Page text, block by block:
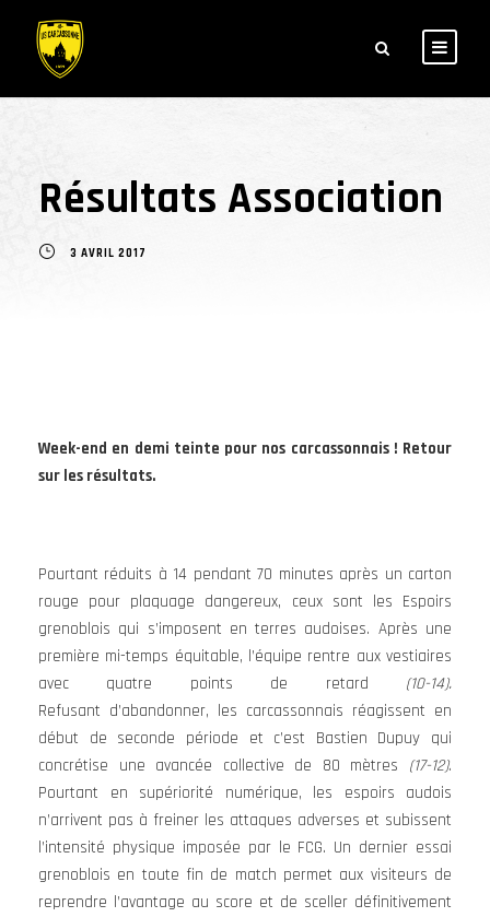
Résultats Association
3 AVRIL 2017
Week-end en demi teinte pour nos carcassonnais ! Retour
sur les résultats.
Pourtant réduits à 14 pendant 70 minutes après un carton
rouge pour plaquage dangereux, ceux sont les Espoirs
grenoblois qui s’imposent en terres audoises. Après une
première mi-temps équitable, l’équipe rentre aux vestiaires
avec quatre points de retard (10-14).
Refusant d’abandonner, les carcassonnais réagissent en
début de seconde période et c’est Bastien Dupuy qui
concrétise une avancée collective de 80 mètres (17-12).
Pourtant en supériorité numérique, les espoirs audois
n’arrivent pas à freiner les attaques adverses et subissent
l’intensité physique imposée par le FCG. Un dernier essai
grenoblois en toute fin de match permet aux visiteurs de
reprendre l’avantage au score et de sceller définitivement